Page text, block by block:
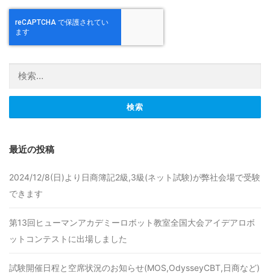
検索:
最近の投稿
2024/12/8(日)より日商簿記2級,3級(ネット試験)が弊社会場で受験
できます
第13回ヒューマンアカデミーロボット教室全国大会アイデアロボ
ットコンテストに出場しました
試験開催日程と空席状況のお知らせ(MOS,OdysseyCBT,日商など)